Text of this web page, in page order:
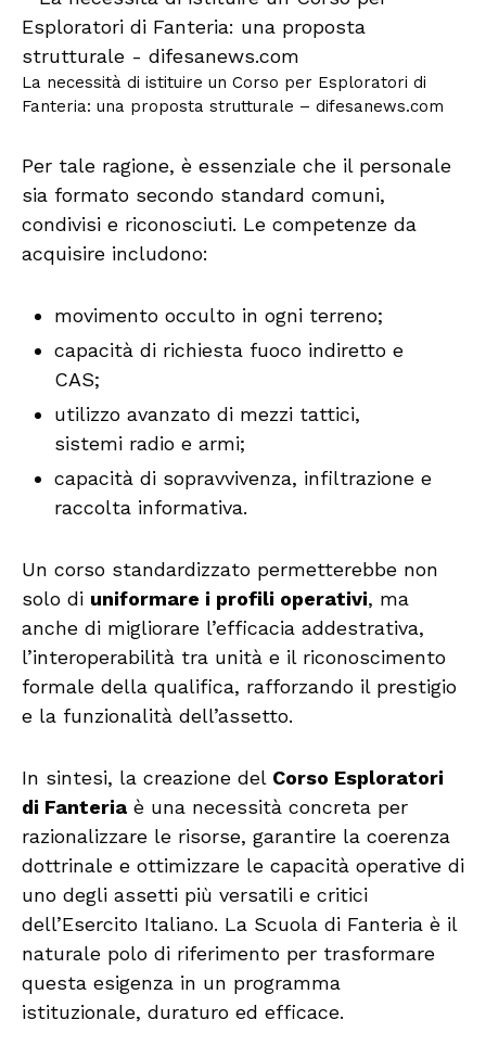
La necessità di istituire un Corso per Esploratori di
Fanteria: una proposta strutturale – difesanews.com
Per tale ragione, è essenziale che il personale
sia formato secondo standard comuni,
condivisi e riconosciuti. Le competenze da
acquisire includono:
movimento occulto in ogni terreno;
capacità di richiesta fuoco indiretto e
CAS;
utilizzo avanzato di mezzi tattici,
sistemi radio e armi;
capacità di sopravvivenza, infiltrazione e
raccolta informativa.
Un corso standardizzato permetterebbe non
solo di uniformare i profili operativi, ma
anche di migliorare l’efficacia addestrativa,
l’interoperabilità tra unità e il riconoscimento
formale della qualifica, rafforzando il prestigio
e la funzionalità dell’assetto.
In sintesi, la creazione del Corso Esploratori
di Fanteria è una necessità concreta per
razionalizzare le risorse, garantire la coerenza
dottrinale e ottimizzare le capacità operative di
uno degli assetti più versatili e critici
dell’Esercito Italiano. La Scuola di Fanteria è il
naturale polo di riferimento per trasformare
questa esigenza in un programma
istituzionale, duraturo ed efficace.